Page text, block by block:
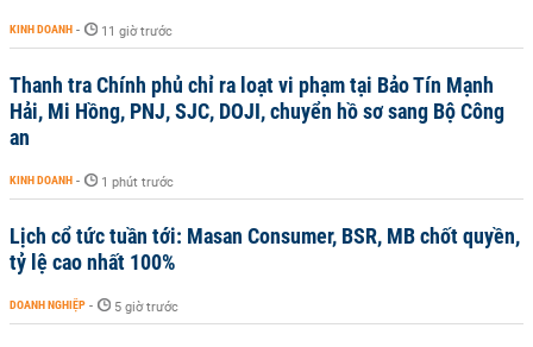
KINH DOANH - 11 giờ trước
Thanh tra Chính phủ chỉ ra loạt vi phạm tại Bảo Tín Mạnh
Hải, Mi Hồng, PNJ, SJC, DOJI, chuyển hồ sơ sang Bộ Công
an
KINH DOANH - 1 phút trước
Lịch cổ tức tuần tới: Masan Consumer, BSR, MB chốt quyền,
tỷ lệ cao nhất 100%
DOANH NGHIỆP - 5 giờ trước